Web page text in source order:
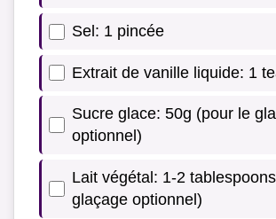
Sel: 1 pincée
Extrait de vanille liquide: 1
Sucre glace: 50g (pour le
optionnel)
Lait végétal: 1-2
glaçage optionnel)